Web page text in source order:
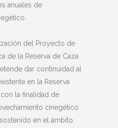
anuales de
del Proyecto de
de la Reserva de Caza
dar continuidad al
en la Reserva
la finalidad de
cinegético
en el ámbito